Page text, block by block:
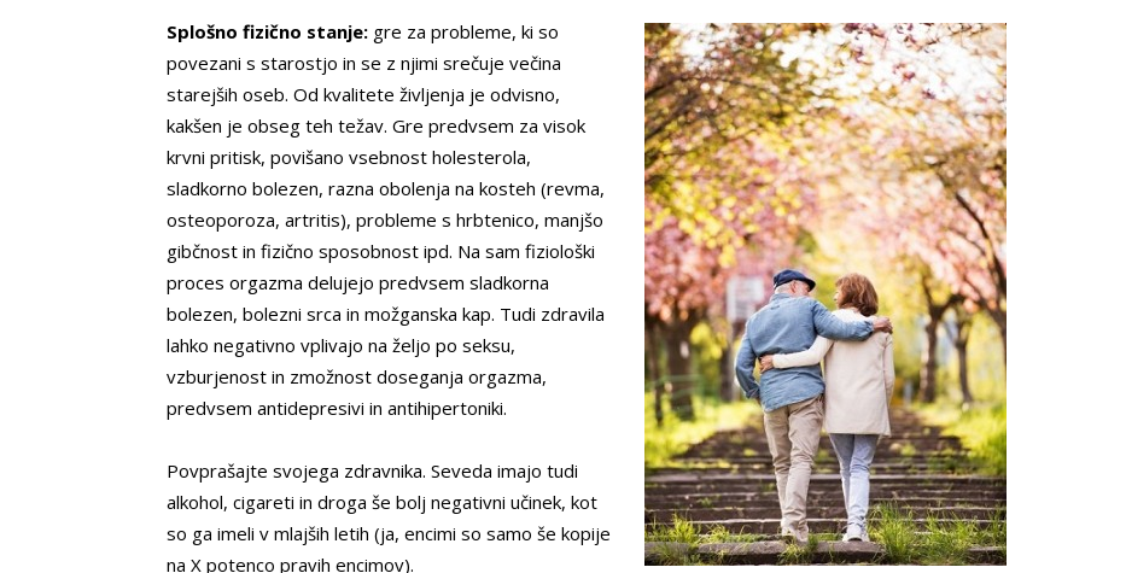
Splošno fizično stanje: gre za probleme, ki so
povezani s starostjo in se z njimi srečuje večina
starejših oseb. Od kvalitete življenja je odvisno,
kakšen je obseg teh težav. Gre predvsem za visok
krvni pritisk, povišano vsebnost holesterola,
sladkorno bolezen, razna obolenja na kosteh (revma,
osteoporoza, artritis), probleme s hrbtenico, manjšo
gibčnost in fizično sposobnost ipd. Na sam fiziološki
proces orgazma delujejo predvsem sladkorna
bolezen, bolezni srca in možganska kap. Tudi zdravila
lahko negativno vplivajo na željo po seksu,
vzburjenost in zmožnost doseganja orgazma,
predvsem antidepresivi in antihipertoniki.
Povprašajte svojega zdravnika. Seveda imajo tudi
alkohol, cigareti in droga še bolj negativni učinek, kot
so ga imeli v mlajših letih (ja, encimi so samo še kopije
na X potenco pravih encimov).